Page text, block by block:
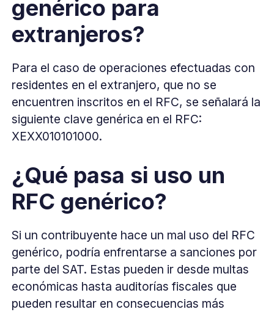
genérico para
extranjeros?
Para el caso de operaciones efectuadas con
residentes en el extranjero, que no se
encuentren inscritos en el RFC, se señalará la
siguiente clave genérica en el RFC:
XEXX010101000.
¿Qué pasa si uso un
RFC genérico?
Si un contribuyente hace un mal uso del RFC
genérico, podría enfrentarse a sanciones por
parte del SAT. Estas pueden ir desde multas
económicas hasta auditorías fiscales que
pueden resultar en consecuencias más